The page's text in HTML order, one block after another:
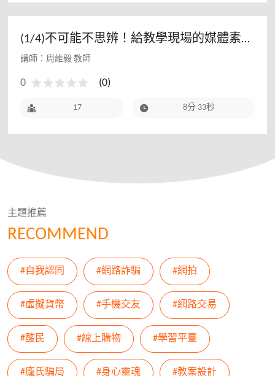
(1/4)不可能不思辨！給教學現場的媒體素養
課1 - 112教師研習(初階場)
講師：周維毅 教師
0 (0)
17 8分 33秒
RECOMMEND
主題推薦
#自我認同 #網路詐騙 #網拍
#虛擬貨幣 #手機交友 #網路交易
#酸民 #線上購物 #學習平臺
#龐氏騙局 #身心靈魂 #教案設計